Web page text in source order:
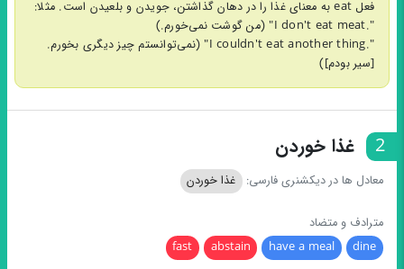
فعل eat به معنای غذا را در دهان گذاشتن، جویدن و بلعیدن است. مثلا:
".I don't eat meat" (من گوشت نمی‌خورم.)
".I couldn't eat another thing" (نمی‌توانستم چیز دیگری بخورم.
[سیر بودم])
2 غذا خوردن
معادل ها در دیکشنری فارسی: غذا خوردن
مترادف و متضاد
dine
have a meal
abstain
fast